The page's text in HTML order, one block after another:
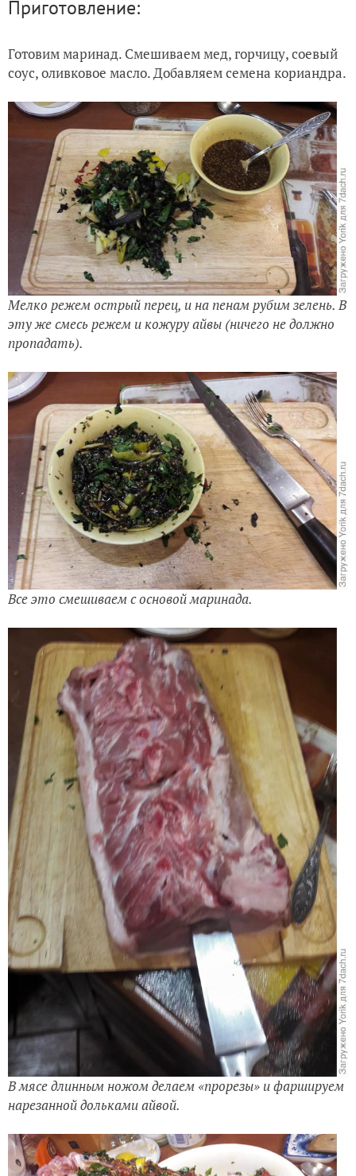
Приготовление:
Готовим маринад. Смешиваем мед, горчицу, соевый
соус, оливковое масло. Добавляем семена кориандра.
Мелко режем острый перец, и на пенам рубим зелень. В
эту же смесь режем и кожуру айвы (ничего не должно
пропадать).
Все это смешиваем с основой маринада.
В мясе длинным ножом делаем «прорезы» ифаршируем
нарезанной дольками айвой.